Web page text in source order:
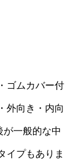
ゴムカバー付
外向き・内向
が一般的な中
イプもありま